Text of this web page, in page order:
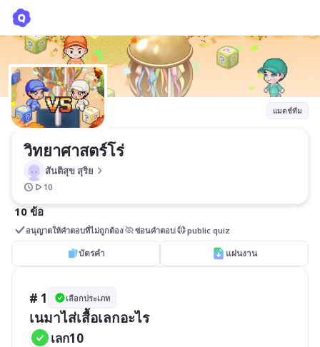
แมตช์ทีม
วิทยาศาสตร์โร่
สันติสุข สุริย
10
10 ข้อ
อนุญาตให้คำตอบที่ไม่ถูกต้อง ซ่อนคำตอบ public quiz
บัตรคำ แผ่นงาน
# 1 เลือกประเภท
เนมาไส่เสื้อเลกอะไร
เลก10